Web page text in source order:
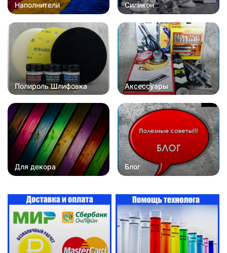
Наполнители Силикон
Полироль Шлифовка Аксессуары
Для декора Блог